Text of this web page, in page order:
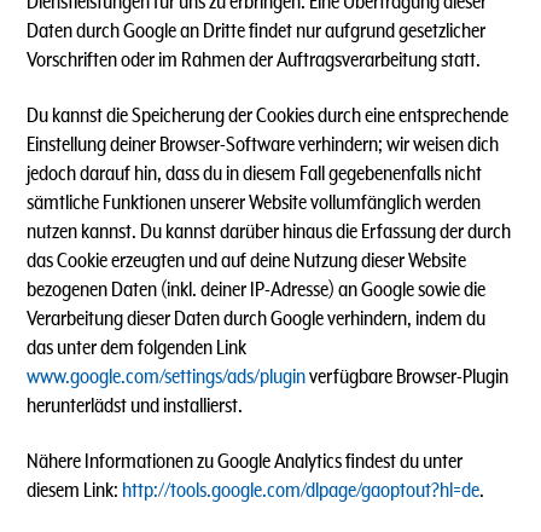
Daten durch Google an Dritte findet nur aufgrund gesetzlicher
Vorschriften oder im Rahmen der Auftragsverarbeitung statt.
Du kannst die Speicherung der Cookies durch eine entsprechende
Einstellung deiner Browser-Software verhindern; wir weisen dich
jedoch darauf hin, dass du in diesem Fall gegebenenfalls nicht
sämtliche Funktionen unserer Website vollumfänglich werden
nutzen kannst. Du kannst darüber hinaus die Erfassung der durch
das Cookie erzeugten und auf deine Nutzung dieser Website
bezogenen Daten (inkl. deiner IP-Adresse) an Google sowie die
Verarbeitung dieser Daten durch Google verhindern, indem du
das unter dem folgenden Link
www.google.com/settings/ads/pluginverfügbare Browser-Plugin
herunterlädst und installierst.
Nähere Informationen zu Google Analytics findest du unter
diesem Link: http://tools.google.com/dlpage/gaoptout?hl=de.